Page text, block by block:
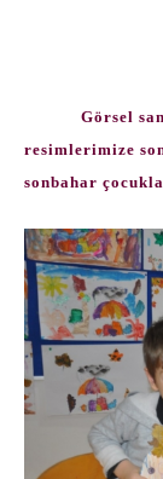
Görsel
resimlerimize
sonbahar